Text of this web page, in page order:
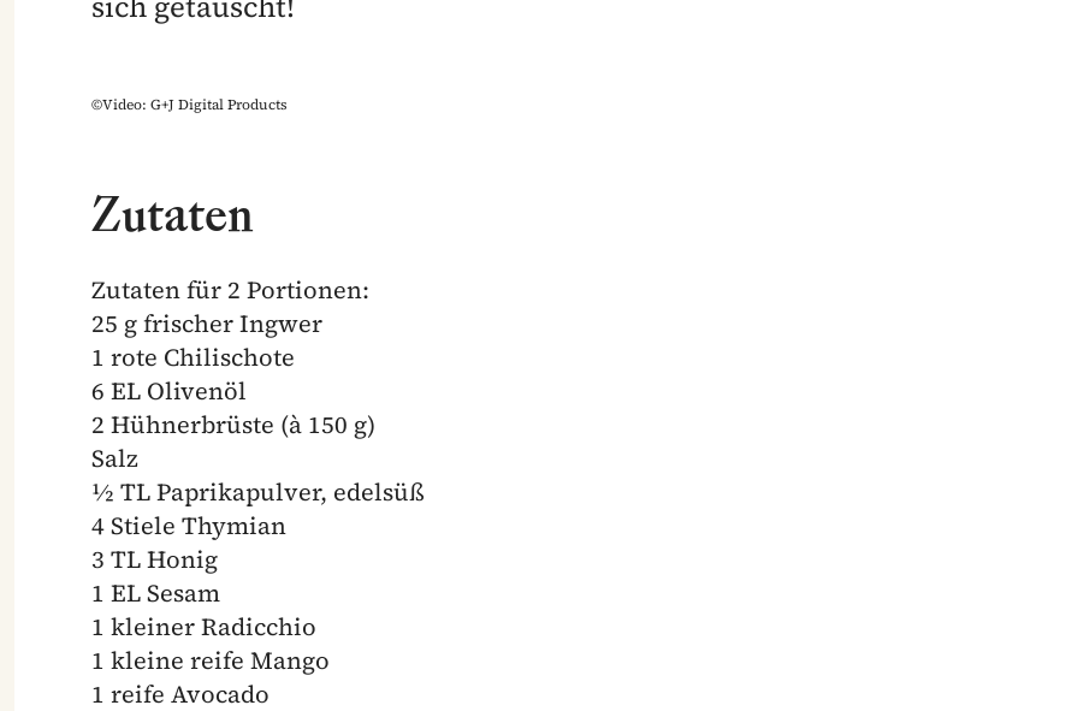
©Video: G+J Digital Products
Zutaten
Zutaten für 2 Portionen:
25 g frischer Ingwer
1 rote Chilischote
6 EL Olivenöl
2 Hühnerbrüste (à 150 g)
Salz
½ TL Paprikapulver, edelsüß
4 Stiele Thymian
3 TL Honig
1 EL Sesam
1 kleiner Radicchio
1 kleine reife Mango
1 reife Avocado